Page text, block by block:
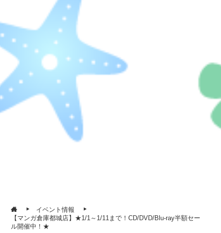
イベント情報
【マンガ倉庫都城店】★1/1～1/11まで！CD/DVD/Blu-ray半額セー
ル開催中！★